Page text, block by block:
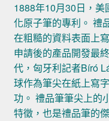
1888年10月30日，
化原子筆的專利。 禮
在粗糙的資料表面上
申請後的產品開發最
代，匈牙利記者Bíró
球作為筆尖在紙上寫
功。 禮品筆筆尖上的
特徵，也是禮品筆的